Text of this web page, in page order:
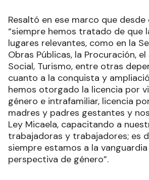
Resaltó en ese marco que desde
“siempre hemos tratado de que
lugares relevantes, como en la
Obras Públicas, la Procuración,
Social, Turismo, entre otras
cuanto a la conquista y
hemos otorgado la licencia por
género e intrafamiliar, licencia
madres y padres gestantes y
Ley Micaela, capacitando a
trabajadoras y trabajadores; es
siempre estamos a la
perspectiva de género”.